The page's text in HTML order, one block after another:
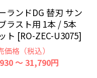
ランドDG 替刃 サン
ラスト用 1本 / 5本
ト [RO-ZEC-U3075]
価格（税込）
～ 31,790円